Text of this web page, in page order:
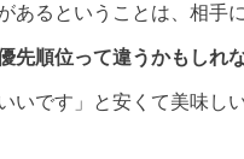
るということは、相手
先順位って違うかもしれ
いです」と安くて美味